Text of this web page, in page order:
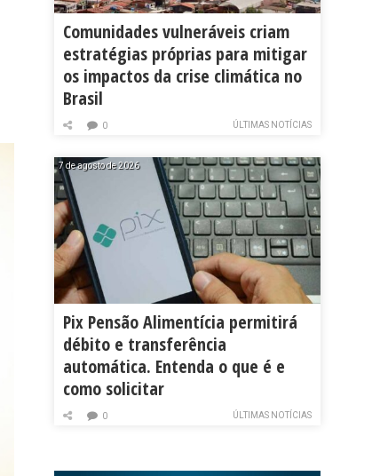
Comunidades vulneráveis criam
estratégias próprias para mitigar
os impactos da crise climática no
Brasil
ÚLTIMAS NOTÍCIAS
0
7 de agosto de 2026
Pix Pensão Alimentícia permitirá
débito e transferência
automática. Entenda o que é e
como solicitar
ÚLTIMAS NOTÍCIAS
0